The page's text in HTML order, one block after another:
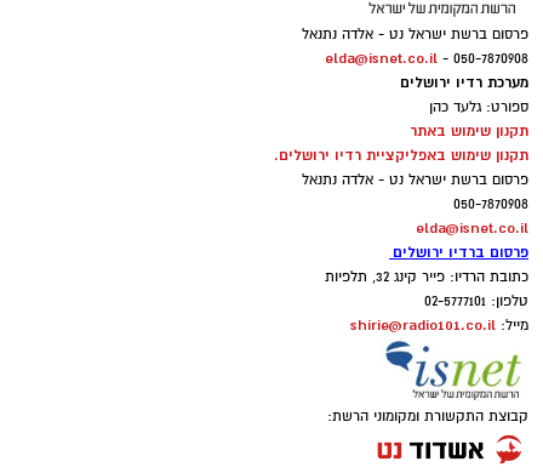
פרסום ברשת ישראל נט - אלדה נתנאל
050-7870908 -
elda@isnet.co.il
מערכת רדיו ירושלים
ספורט: גלעד כהן
תקנון שימוש באתר
תקנון שימוש באפליקציית רדיו ירושלים.
פרסום ברשת ישראל נט - אלדה נתנאל
050-7870908
elda@isnet.co.il
פרסום ברדיו ירושלים
כתובת הרדיו: פייר קינג 32, תלפיות
טלפון: 02-5777101
מייל: shirie@radio101.co.il
קבוצת התקשורת ומקומוני הרשת: